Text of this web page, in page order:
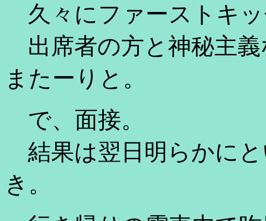
久々にファーストキ
出席者の方と神秘主
またーりと。
で、面接。
結果は翌日明らかに
き。